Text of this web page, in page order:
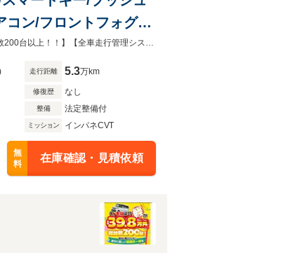
コン/フロントフォグラ
ット/サイドバイザー お客様に合ったお支払いプランをご提案させていただきます。【総額39.8万～在庫台数200台以上！！】【全車走行管理システムチェック・カーセンサー認定AIＳの認定書】
走行距離 5.3万km
修復歴 なし
整備 法定整備付
ミッション インパネCVT
無
料
在庫確認・見積依頼